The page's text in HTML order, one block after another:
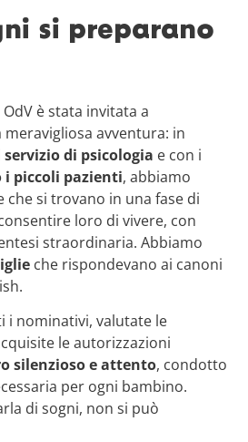
si preparano
OdV è stata invitata a
avventura: in
servizio di psicologia e con i
i piccoli pazienti, abbiamo
si trovano in una fase di
loro di vivere, con
straordinaria. Abbiamo
che rispondevano ai canoni
i nominativi, valutate le
le autorizzazioni
silenzioso e attento, condotto
per ogni bambino.
di sogni, non si può